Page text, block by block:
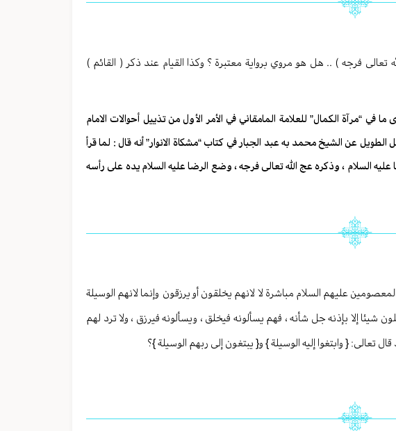
فرجه ) .. هل هو مروي برواية معتبرة ؟ وكذا القيام عند ذكر ( القائم )
في “مرآة الكمال” للعلامة المامقاني في الأمر الأول من تذييل أحوالات الامام
عن الشيخ محمد به عبد الجبار في كتاب “مشكاة الانوار” أنه قال : لما قرأ
السلام ، وذكره عج الله تعالى فرجه ، وضع الرضا عليه السلام يده على رأسه
عليهم السلام مباشرة لا لانهم يخلقون أو يرزقون وإنما لانهم الوسيلة
شيئا إلا بإذنه جل شأنه ، فهم يسألونه فيخلق ، ويسألونه فيرزق ، ولا ترد لهم
تعالى: { وابتغوا إليه الوسيلة } و{ يبتغون إلى ربهم الوسيلة }؟